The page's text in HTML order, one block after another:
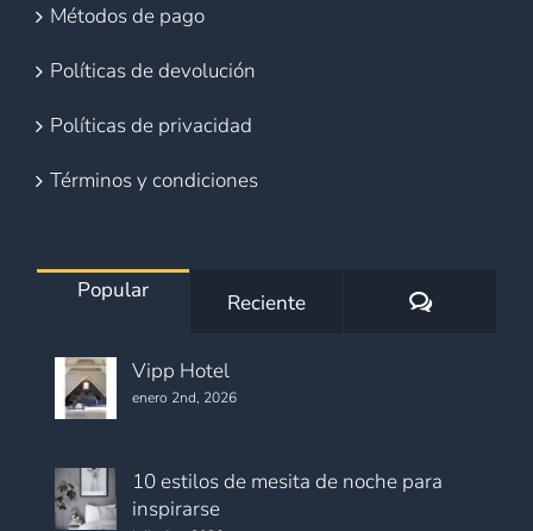
Métodos de pago
Políticas de devolución
Políticas de privacidad
Términos y condiciones
Popular Reciente
Vipp Hotel
enero 2nd, 2026
10 estilos de mesita de noche para
inspirarse